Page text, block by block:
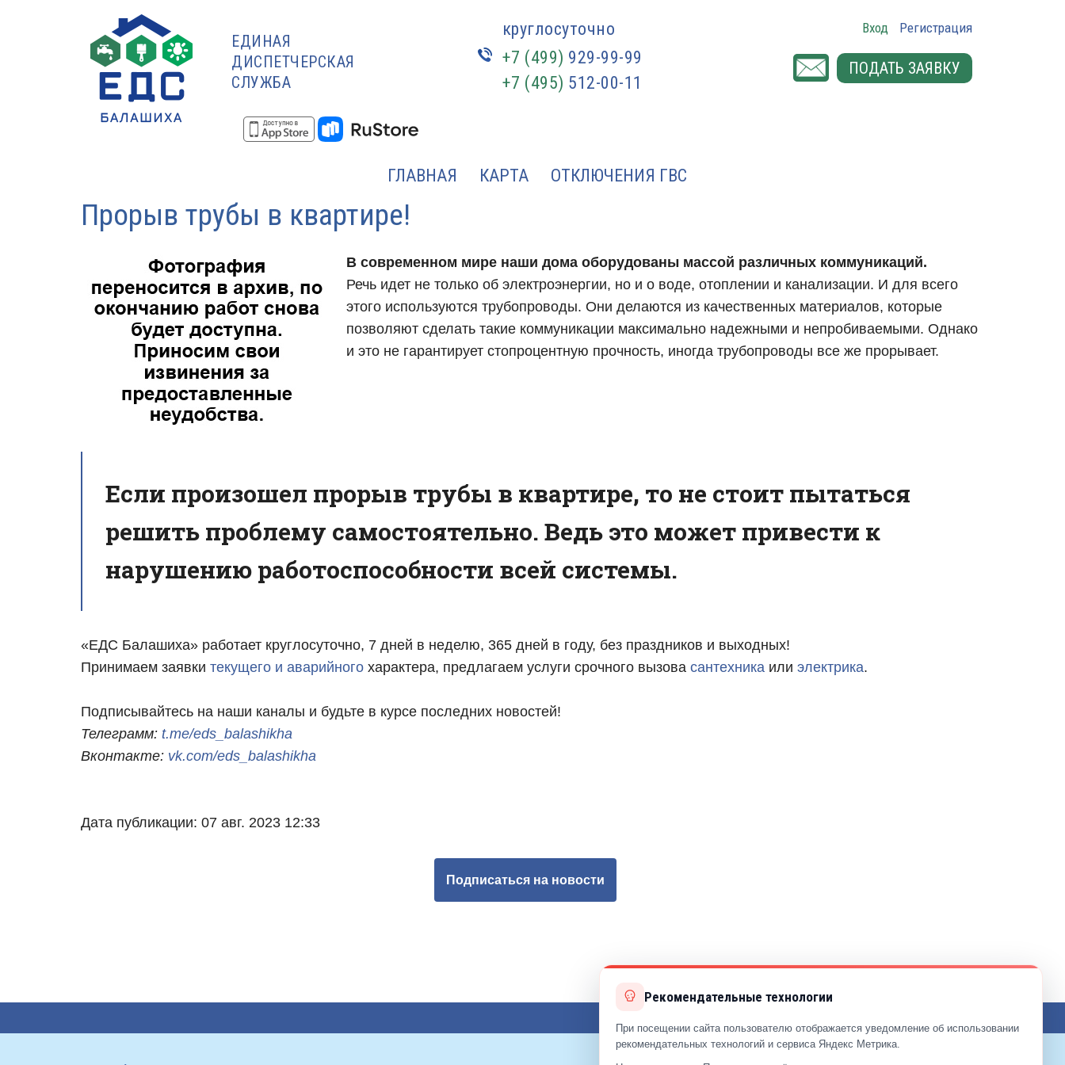
ЕДИНАЯ
ДИСПЕТЧЕРСКАЯ
СЛУЖБА
круглосуточно
+7 (499) 929-99-99
+7 (495) 512-00-11
Вход Регистрация
ПОДАТЬ ЗАЯВКУ
ГЛАВНАЯ КАРТА ОТКЛЮЧЕНИЯ ГВС
Прорыв трубы в квартире!
В современном мире наши дома оборудованы массой различных коммуникаций.
Речь идет не только об электроэнергии, но и о воде, отоплении и канализации. И для всего
этого используются трубопроводы. Они делаются из качественных материалов, которые
позволяют сделать такие коммуникации максимально надежными и непробиваемыми. Однако
и это не гарантирует стопроцентную прочность, иногда трубопроводы все же прорывает.
Если произошел прорыв трубы в квартире, то не стоит пытаться
решить проблему самостоятельно. Ведь это может привести к
нарушению работоспособности всей системы.
«ЕДС Балашиха» работает круглосуточно, 7 дней в неделю, 365 дней в году, без праздников и выходных!
Принимаем заявки текущего и аварийного характера, предлагаем услуги срочного вызова сантехника или электрика.
Подписывайтесь на наши каналы и будьте в курсе последних новостей!
Телеграмм: t.me/eds_balashikha
Вконтакте: vk.com/eds_balashikha
Дата публикации: 07 авг. 2023 12:33
Подписаться на новости
Рекомендательные технологии
При посещении сайта пользователю отображается уведомление об использовании
рекомендательных технологий и сервиса Яндекс Метрика.